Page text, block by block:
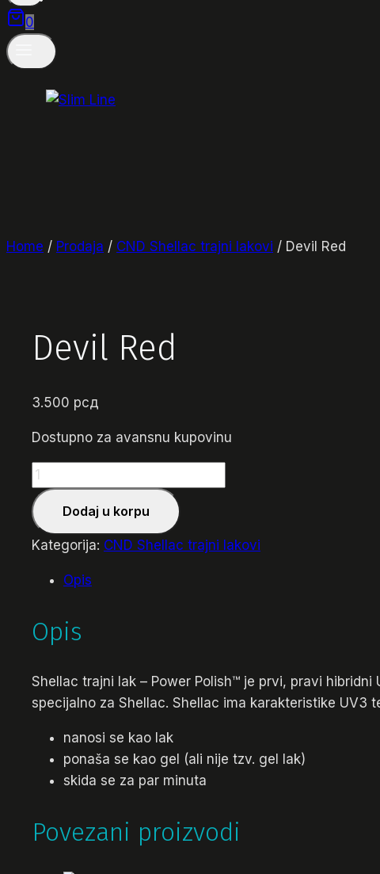
0
Home / Prodaja / CND Shellac trajni lakovi / Devil Red
Devil Red
3.500 рсд
Dostupno za avansnu kupovinu
Devil
Red
količinaDodaj u korpu
Kategorija: CND Shellac trajni lakovi
Opis
Opis
Shellac trajni lak – Power Polish™ je prvi, pravi
specijalno za Shellac. Shellac ima karakteristike UV3
nanosi se kao lak
ponaša se kao gel (ali nije tzv. gel lak)
skida se za par minuta
Povezani proizvodi